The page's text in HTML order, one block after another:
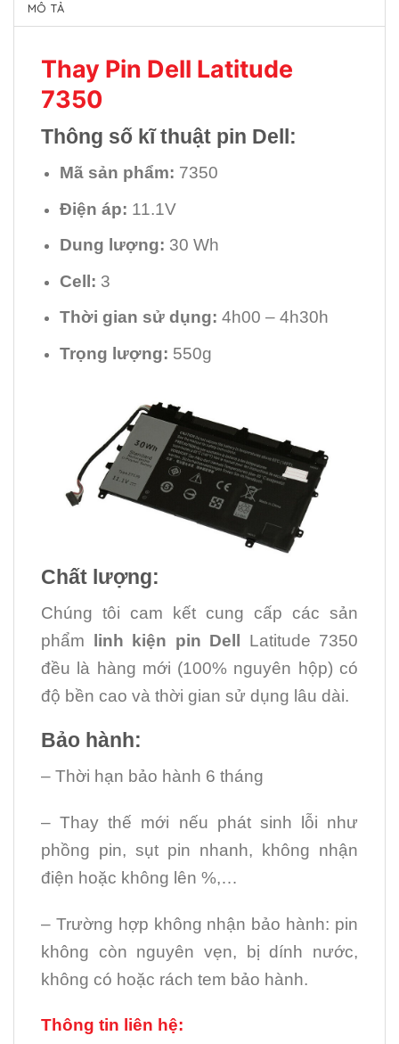
MÔ TẢ
Thay Pin Dell Latitude
7350
Thông số kĩ thuật pin Dell:
Mã sản phẩm: 7350
Điện áp: 11.1V
Dung lượng: 30 Wh
Cell: 3
Thời gian sử dụng: 4h00 – 4h30h
Trọng lượng: 550g
Chất lượng:
Chúng tôi cam kết cung cấp các sản
phẩm linh kiện pin Dell Latitude 7350
đều là hàng mới (100% nguyên hộp) có
độ bền cao và thời gian sử dụng lâu dài.
Bảo hành:
– Thời hạn bảo hành 6 tháng
– Thay thế mới nếu phát sinh lỗi như
phồng pin, sụt pin nhanh, không nhận
điện hoặc không lên %,…
– Trường hợp không nhận bảo hành: pin
không còn nguyên vẹn, bị dính nước,
không có hoặc rách tem bảo hành.
Thông tin liên hệ: